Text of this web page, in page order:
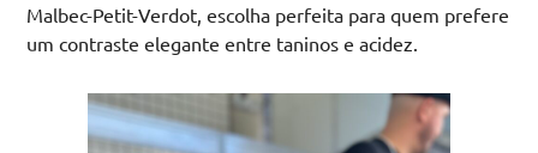
Malbec-Petit-Verdot, escolha perfeita para quem prefere
um contraste elegante entre taninos e acidez.